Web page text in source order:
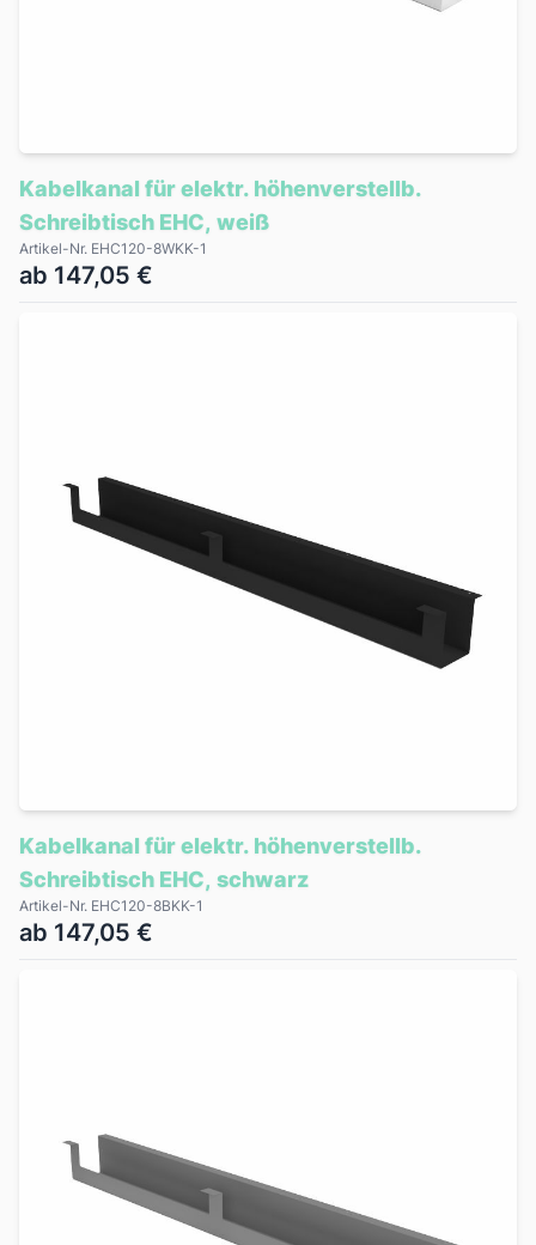
Kabelkanal für elektr. höhenverstellb.
Schreibtisch EHC, weiß
Artikel-Nr. EHC120-8WKK-1
ab 147,05 €
Kabelkanal für elektr. höhenverstellb.
Schreibtisch EHC, schwarz
Artikel-Nr. EHC120-8BKK-1
ab 147,05 €